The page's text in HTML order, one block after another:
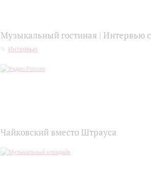
Музыкальный гостиная |
Интервью
Чайковский вместо Штрауса